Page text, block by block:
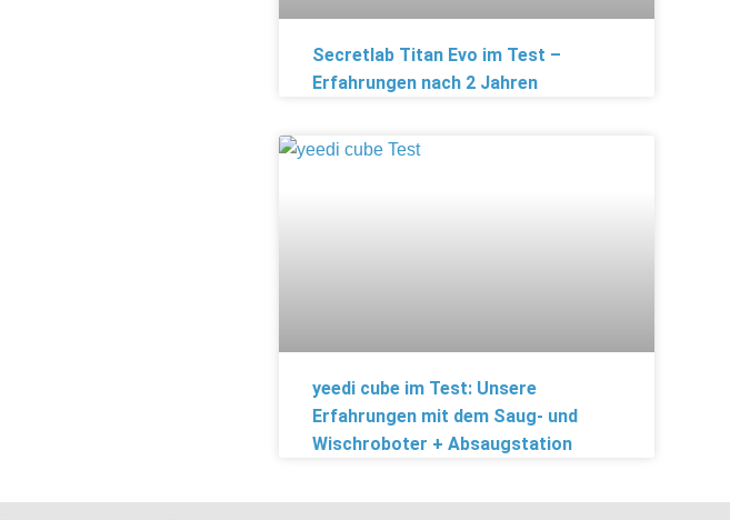
Secretlab Titan Evo im Test –
Erfahrungen nach 2 Jahren
yeedi cube im Test: Unsere
Erfahrungen mit dem Saug- und
Wischroboter + Absaugstation